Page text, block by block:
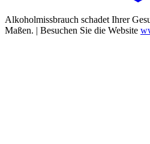
Alkoholmissbrauch schadet Ihrer
Maßen. | Besuchen Sie die Website